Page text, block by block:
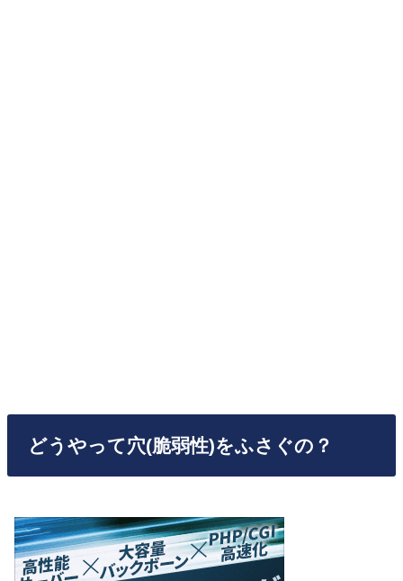
どうやって穴(脆弱性)をふさぐの？